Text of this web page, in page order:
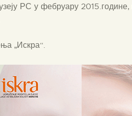
РС у фебруару
„Искра“.